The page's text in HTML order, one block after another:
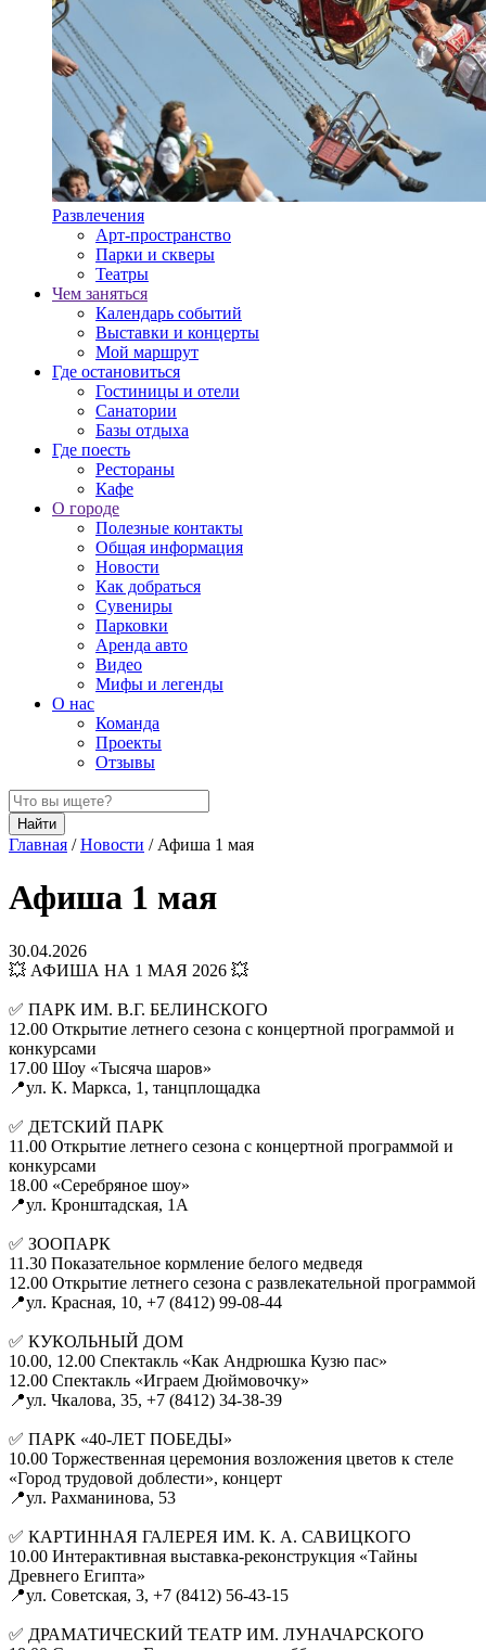
Развлечения
Арт-пространство
Парки и скверы
Театры
Чем заняться
Календарь событий
Выставки и концерты
Мой маршрут
Где остановиться
Гостиницы и отели
Санатории
Базы отдыха
Где поесть
Рестораны
Кафе
О городе
Полезные контакты
Общая информация
Новости
Как добраться
Сувениры
Парковки
Аренда авто
Видео
Мифы и легенды
О нас
Команда
Проекты
Отзывы
Найти
Главная / Новости /Афиша 1 мая
Афиша 1 мая
30.04.2026
💥 АФИША НА 1 МАЯ 2026 💥
✅ ПАРК ИМ. В.Г. БЕЛИНСКОГО
12.00 Открытие летнего сезона с концертной программой и
конкурсами
17.00 Шоу «Тысяча шаров»
📍ул. К. Маркса, 1, танцплощадка
✅ ДЕТСКИЙ ПАРК
11.00 Открытие летнего сезона с концертной программой и
конкурсами
18.00 «Серебряное шоу»
📍ул. Кронштадская, 1А
✅ ЗООПАРК
11.30 Показательное кормление белого медведя
12.00 Открытие летнего сезона с развлекательной программой
📍ул. Красная, 10, +7 (8412) 99-08-44
✅ КУКОЛЬНЫЙ ДОМ
10.00, 12.00 Спектакль «Как Андрюшка Кузю пас»
12.00 Спектакль «Играем Дюймовочку»
📍ул. Чкалова, 35, +7 (8412) 34-38-39
✅ ПАРК «40-ЛЕТ ПОБЕДЫ»
10.00 Торжественная церемония возложения цветов к стеле
«Город трудовой доблести», концерт
📍ул. Рахманинова, 53
✅ КАРТИННАЯ ГАЛЕРЕЯ ИМ. К. А. САВИЦКОГО
10.00 Интерактивная выставка-реконструкция «Тайны
Древнего Египта»
📍ул. Советская, 3, +7 (8412) 56-43-15
✅ ДРАМАТИЧЕСКИЙ ТЕАТР ИМ. ЛУНАЧАРСКОГО